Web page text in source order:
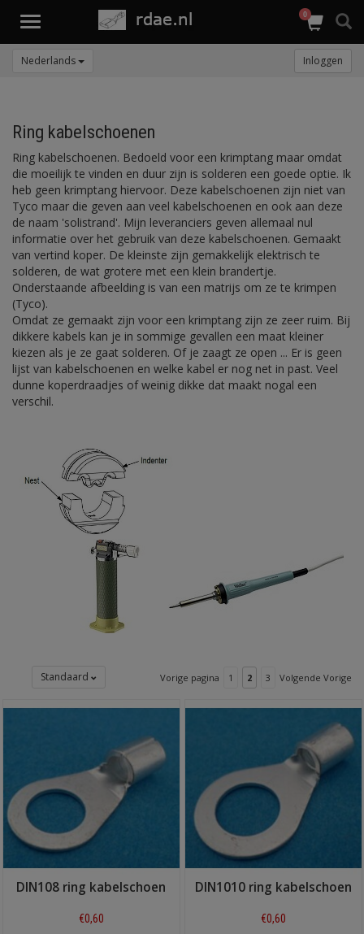
Toggle
0
Nederlands Inloggen
Ring kabelschoenen
Ring kabelschoenen. Bedoeld voor een krimptang maar omdat
die moeilijk te vinden en duur zijn is solderen een goede optie. Ik
heb geen krimptang hiervoor. Deze kabelschoenen zijn niet van
Tyco maar die geven aan veel kabelschoenen en ook aan deze
de naam 'solistrand'. Mijn leveranciers geven allemaal nul
informatie over het gebruik van deze kabelschoenen. Gemaakt
van vertind koper. De kleinste zijn gemakkelijk elektrisch te
solderen, de wat grotere met een klein brandertje.
Onderstaande afbeelding is van een matrijs om ze te krimpen
(Tyco).
Omdat ze gemaakt zijn voor een krimptang zijn ze zeer ruim. Bij
dikkere kabels kan je in sommige gevallen een maat kleiner
kiezen als je ze gaat solderen. Of je zaagt ze open ... Er is geen
lijst van kabelschoenen en welke kabel er nog net in past. Veel
dunne koperdraadjes of weinig dikke dat maakt nogal een
verschil.
Standaard Vorige pagina 1 2 3 Volgende Vorige
DIN108 ring kabelschoen
€0,60
DIN1010 ring kabelschoen
€0,60